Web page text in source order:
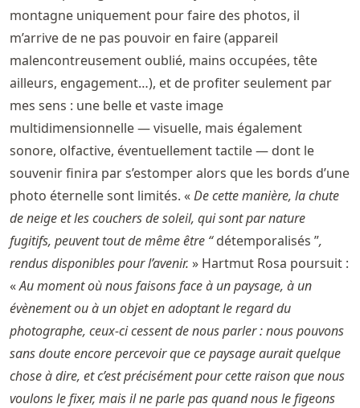
montagne uniquement pour faire des photos, il
m’arrive de ne pas pouvoir en faire (appareil
malencontreusement oublié, mains occupées, tête
ailleurs, engagement…), et de profiter seulement par
mes sens : une belle et vaste image
multidimensionnelle — visuelle, mais également
sonore, olfactive, éventuellement tactile — dont le
souvenir finira par s’estomper alors que les bords d’une
photo éternelle sont limités. «De cette manière, la chute
de neige et les couchers de soleil, qui sont par nature
fugitifs, peuvent tout de même être “détemporalisés ”,
rendus disponibles pour l’avenir. » Hartmut Rosa poursuit :
«Au moment où nous faisons face à un paysage, à un
évènement ou à un objet en adoptant le regard du
photographe, ceux-ci cessent de nous parler : nous pouvons
sans doute encore percevoir que ce paysage aurait quelque
chose à dire, et c’est précisément pour cette raison que nous
voulons le fixer, mais il ne parle pas quand nous le figeons